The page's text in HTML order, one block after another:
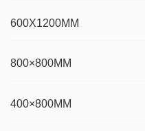
600X1200MM
800×800MM
400×800MM